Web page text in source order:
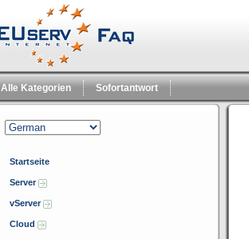
Alle Kategorien Sofortantwort
Startseite
Server
vServer
Cloud